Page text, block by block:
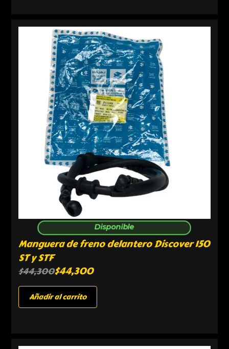
Disponible
Manguera de freno delantero Discover 150
ST y STF
$44,300$44,300
Añadir al carrito